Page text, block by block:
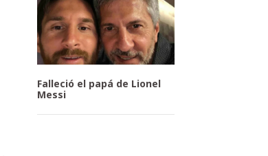
Falleció el papá de Lionel
Messi